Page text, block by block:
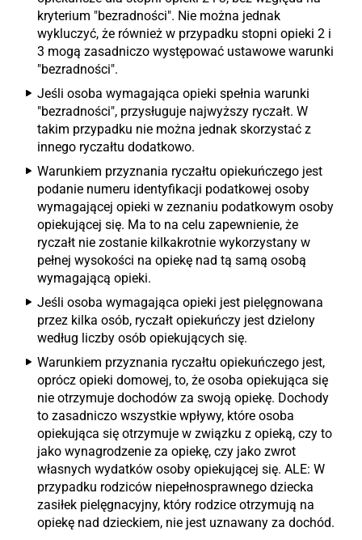
kryterium "bezradności". Nie można jednak
wykluczyć, że również w przypadku stopni opieki 2 i
3 mogą zasadniczo występować ustawowe warunki
"bezradności".
Jeśli osoba wymagająca opieki spełnia warunki
"bezradności", przysługuje najwyższy ryczałt. W
takim przypadku nie można jednak skorzystać z
innego ryczałtu dodatkowo.
Warunkiem przyznania ryczałtu opiekuńczego jest
podanie numeru identyfikacji podatkowej osoby
wymagającej opieki w zeznaniu podatkowym osoby
opiekującej się. Ma to na celu zapewnienie, że
ryczałt nie zostanie kilkakrotnie wykorzystany w
pełnej wysokości na opiekę nad tą samą osobą
wymagającą opieki.
Jeśli osoba wymagająca opieki jest pielęgnowana
przez kilka osób, ryczałt opiekuńczy jest dzielony
według liczby osób opiekujących się.
Warunkiem przyznania ryczałtu opiekuńczego jest,
oprócz opieki domowej, to, że osoba opiekująca się
nie otrzymuje dochodów za swoją opiekę. Dochody
to zasadniczo wszystkie wpływy, które osoba
opiekująca się otrzymuje w związku z opieką, czy to
jako wynagrodzenie za opiekę, czy jako zwrot
własnych wydatków osoby opiekującej się. ALE: W
przypadku rodziców niepełnosprawnego dziecka
zasiłek pielęgnacyjny, który rodzice otrzymują na
opiekę nad dzieckiem, nie jest uznawany za dochód.